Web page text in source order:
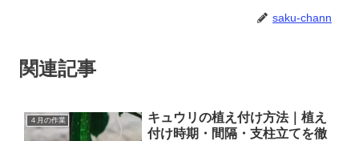
saku-chann
関連記事
４月の作業
キュウリの植え付け方法｜植え
付け時期・間隔・支柱立てを徹